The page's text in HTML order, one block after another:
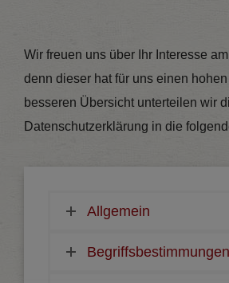
Wir freuen uns über Ihr Interesse
denn dieser hat für uns einen
besseren Übersicht unterteilen wir
Datenschutzerklärung in die
Allgemein
Begriffsbestimmungen